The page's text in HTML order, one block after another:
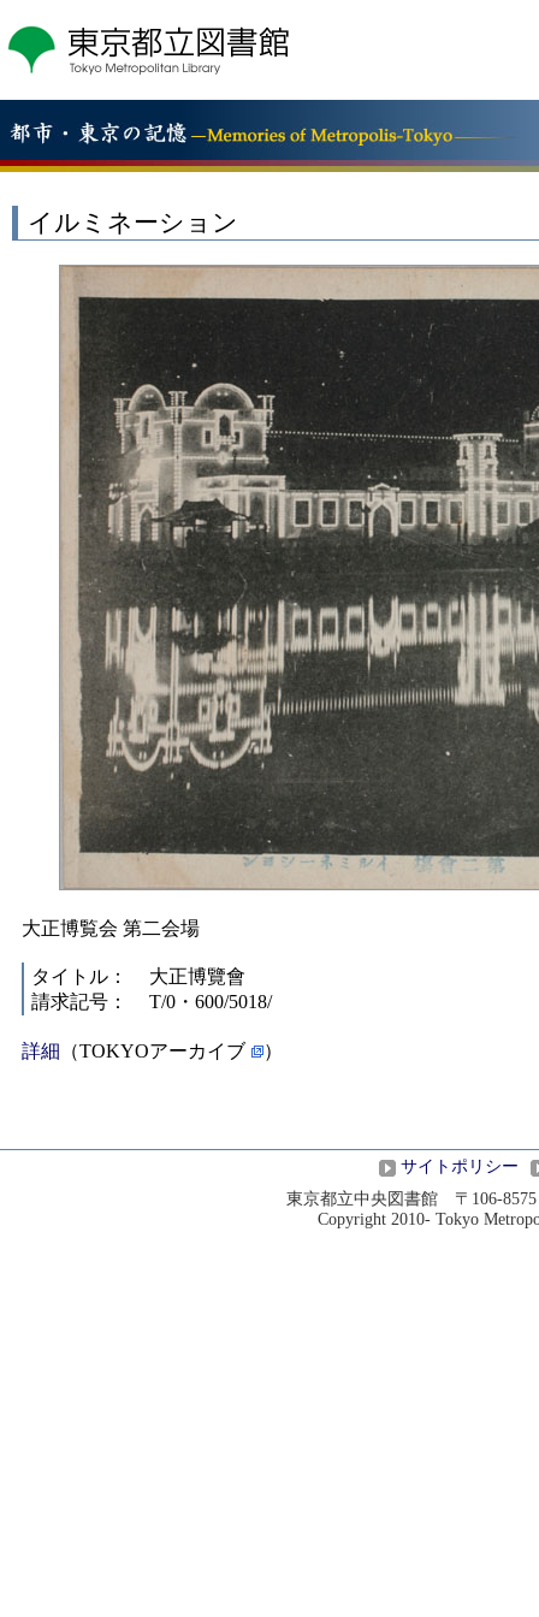
の
の
本
へ
移
イルミネーション
大正博覧会 第二会場
タイトル：
大正博覽會
請求記号：
T/0・600/5018/
詳細 （TOKYOアーカイブ ）
サイトポリシー
東京都立中央図書館 〒106-
Copyright 2010- Tokyo